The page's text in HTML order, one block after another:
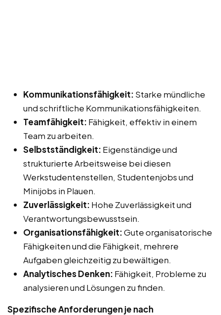
Kommunikationsfähigkeit: Starke mündliche
und schriftliche Kommunikationsfähigkeiten.
Teamfähigkeit: Fähigkeit, effektiv in einem
Team zu arbeiten.
Selbstständigkeit: Eigenständige und
strukturierte Arbeitsweise bei diesen
Werkstudentenstellen, Studentenjobs und
Minijobs in Plauen.
Zuverlässigkeit: Hohe Zuverlässigkeit und
Verantwortungsbewusstsein.
Organisationsfähigkeit:Gute organisatorische
Fähigkeiten und die Fähigkeit, mehrere
Aufgaben gleichzeitig zu bewältigen.
Analytisches Denken: Fähigkeit, Probleme zu
analysieren und Lösungen zu finden.
Spezifische Anforderungen je nach